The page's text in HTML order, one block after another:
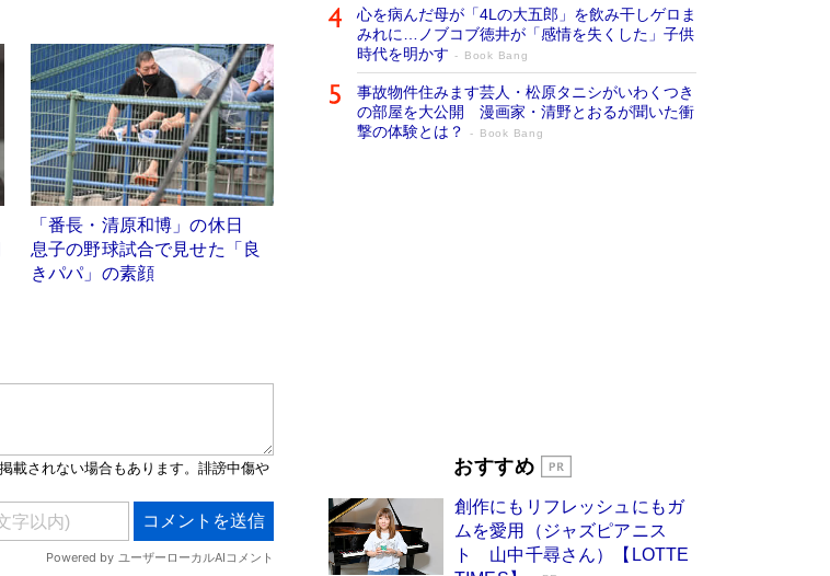
「番長・清原和博」の休日
息子の野球試合で見せた「良
きパパ」の素顔
心を病んだ母が「4Lの大五郎」を飲み干しゲロま
みれに…ノブコブ徳井が「感情を失くした」子供
時代を明かす
Book Bang
事故物件住みます芸人・松原タニシがいわくつき
の部屋を大公開 漫画家・清野とおるが聞いた衝
撃の体験とは？
Book Bang
占 上半期1位にも選出［新書ベストセラー］
Book Bang
おすすめ
創作にもリフレッシュにもガ
ムを愛用（ジャズピアニス
ト 山中千尋さん）【LOTTE